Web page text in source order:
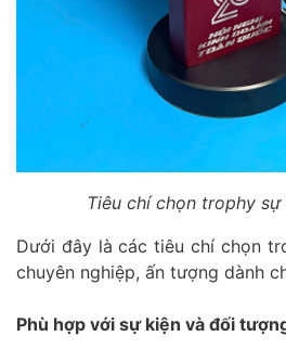
Tiêu chí chọn trophy sự
Dưới đây là các tiêu chí chọn
chuyên nghiệp, ấn tượng dành
Phù hợp với sự kiện và đối